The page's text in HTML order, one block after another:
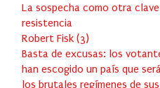
La sospecha como otra
resistencia
Robert Fisk (3)
Basta de excusas: los
han escogido un país que
los brutales regímenes de